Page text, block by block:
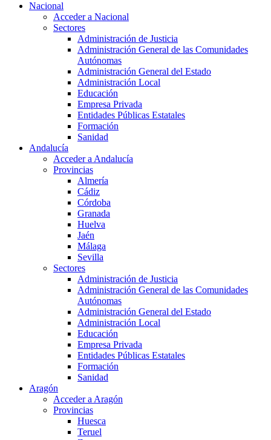
Nacional
Acceder a Nacional
Sectores
Administración de Justicia
Administración General de las Comunidades
Autónomas
Administración General del Estado
Administración Local
Educación
Empresa Privada
Entidades Públicas Estatales
Formación
Sanidad
Andalucía
Acceder a Andalucía
Provincias
Almería
Cádiz
Córdoba
Granada
Huelva
Jaén
Málaga
Sevilla
Sectores
Administración de Justicia
Administración General de las Comunidades
Autónomas
Administración General del Estado
Administración Local
Educación
Empresa Privada
Entidades Públicas Estatales
Formación
Sanidad
Aragón
Acceder a Aragón
Provincias
Huesca
Teruel